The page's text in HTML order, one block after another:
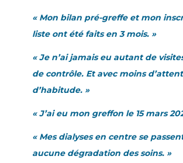
« Mon bilan pré-greffe et mon
liste ont été faits en 3 mois. »
« Je n’ai jamais eu autant de
de contrôle. Et avec moins
d’habitude. »
« J’ai eu mon greffon le 15 mars
« Mes dialyses en centre se
aucune dégradation des soins. »